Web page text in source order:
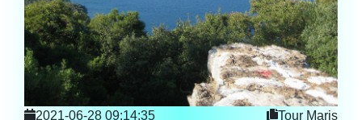
2021-06-28 09:14:35 Tour Maris